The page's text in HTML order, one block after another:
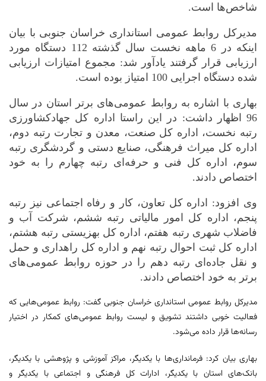
شاخص‌ها است.
مدیرکل روابط عمومی استانداری خراسان جنوبی با بیان
اینکه در 6 ماهه نخست سال گذشته 112 دستگاه مورد
ارزیابی قرار گرفتند یادآور شد: مجموع امتیازات ارزیابی
شده دستگاه اجرایی 100 امتیاز بوده است.
بهاری با اشاره به روابط عمومی‌های برتر استان در سال
96 اظهار داشت: در این راستا اداره کل جهادکشاورزی
رتبه نخست، اداره کل صنعت، معدن و تجارت رتبه دوم،
اداره کل میراث فرهنگی، صنایع دستی و گردشگری رتبه
سوم، اداره کل فنی و حرفه‌ای رتبه چهارم را به خود
اختصاص دادند.
وی افزود: اداره کل تعاون، کار و رفاه اجتماعی نیز رتبه
پنجم، اداره کل امور مالیاتی رتبه ششم، شرکت آب و
فاضلاب شهری رتبه هفتم، اداره کل بهزیستی رتبه هشتم،
اداره کل ثبت احوال رتبه نهم و اداره کل راهداری و حمل
و نقل جاده‌ای رتبه دهم را در حوزه روابط عمومی‌های
برتر به خود اختصاص دادند.
مدیرکل روابط عمومی استانداری خراسان جنوبی گفت: روابط عمومی‌هایی که
فعالیت خوبی داشتند تشویق و لیست روابط عمومی‌های کمکار در اختیار
رسانه‌ها قرار داده می‌شود.
بهاری بیان کرد: فرمانداری‌ها با یکدیگر، مراکز آموزشی و پژوهشی با یکدیگر،
بانک‌های استان با یکدیگر، ادارات کل فرهنگی و اجتماعی با یکدیگر و